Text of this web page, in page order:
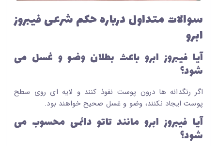
سوالات متداول درباره حکم شرعی فیبروز
ابرو
آیا فیبروز ابرو باعث بطلان وضو و غسل می
شود؟
اگر رنگدانه ها درون پوست نفوذ کنند و لایه ای روی سطح
پوست ایجاد نکنند، وضو و غسل صحیح خواهند بود.
آیا فیبروز ابرو مانند تاتو دائمی محسوب می
شود؟